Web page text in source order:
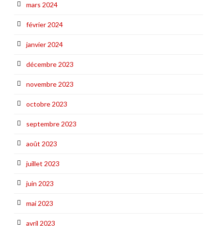
mars 2024
février 2024
janvier 2024
décembre 2023
novembre 2023
octobre 2023
septembre 2023
août 2023
juillet 2023
juin 2023
mai 2023
avril 2023